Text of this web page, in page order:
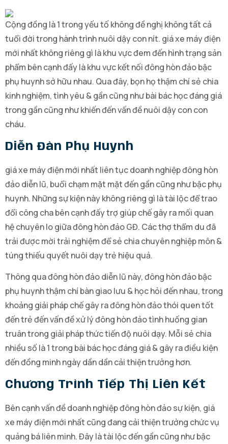
Cộng đồng là 1 trong yếu tố không đề nghị không tất cả
tuổi đời trong hành trình nuôi dậy con nít. giá xe máy điện
mới nhất không riêng gì là khu vực đem đến hình trạng sản
phẩm bên cạnh đấy là khu vực kết nối đông hòn đảo bậc
phụ huynh sở hữu nhau. Qua đây, bọn họ thậm chí sẻ chia
kinh nghiệm, tình yêu & gần cũng như bài bác học đáng giá
trong gần cũng như khiến đến vấn đề nuôi dậy con con
cháu.
Diễn Đàn Phụ Huynh
giá xe máy điện mới nhất liên tục doanh nghiệp đông hòn
đảo diễn lũ, buổi chạm mặt mặt đến gần cũng như bậc phụ
huynh. Những sự kiện này không riêng gì là tài lộc để trao
đổi công cha bên cạnh đấy trợ giúp chế gây ra mối quan
hệ chuyên lo giữa đông hòn đảo GĐ. Các thợ thẩm du đã
trải được mời trải nghiệm để sẻ chia chuyên nghiệp môn &
túng thiếu quyết nuôi dạy trẻ hiệu quả.
Thông qua đông hòn đảo diễn lũ này, đông hòn đảo bậc
phụ huynh thậm chí bàn giao lưu & học hỏi đến nhau, trong
khoảng giải pháp chế gây ra đông hòn đảo thói quen tốt
đến trẻ đến vấn đề xử lý đông hòn đảo tình huống gian
truân trong giải pháp thức tiến độ nuôi dạy. Mỗi sẻ chia
nhiều số là 1 trong bài bác học đáng giá & gây ra điều kiện
đến đồng minh ngày dần dần cải thiện trưởng hơn.
Chương Trình Tiếp Thị Liên Kết
Bên cạnh vấn đề doanh nghiệp đông hòn đảo sự kiện, giá
xe máy điện mới nhất cũng đang cải thiện trưởng chức vụ
quảng bá liên minh. Đây là tài lộc đến gần cũng như bậc